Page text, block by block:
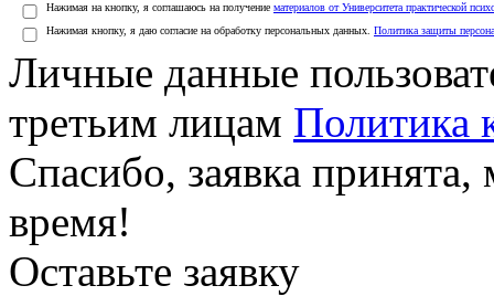
Нажимая на кнопку, я соглашаюсь на получение материалов от Университета практической
Нажимая кнопку, я даю согласие на обработку персональных данных. Политика защиты
Личные данные
третьим лицам Политика
Спасибо, заявка
время!
Оставьте заявку